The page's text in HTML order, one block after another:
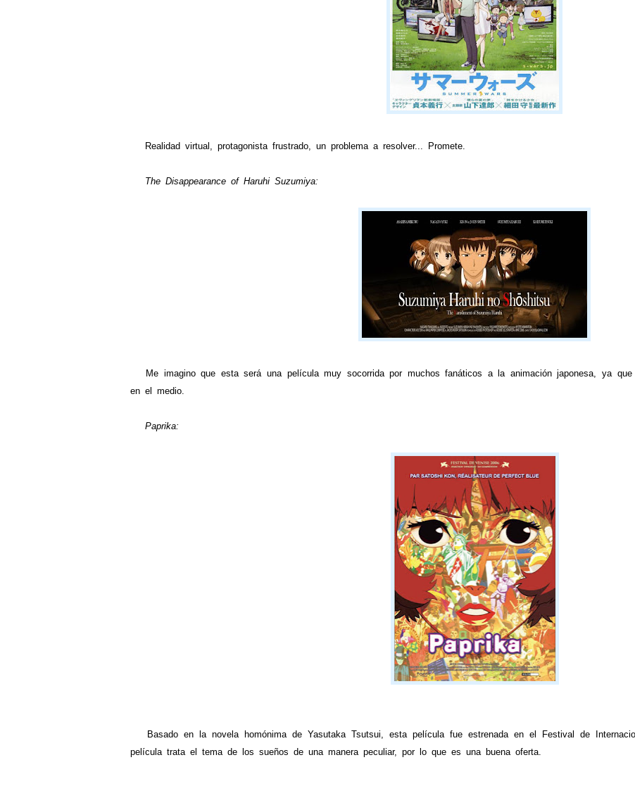
Realidad virtual, protagonista frustrado, un problema a resolver... Promete.
The Disappearance of Haruhi Suzumiya:
Me imagino que esta será una película muy socorrida por muchos fanáticos a la animación japonesa, ya
en el medio.
Paprika:
Basado en la novela homónima de Yasutaka Tsutsui, esta película fue estrenada en el Festival de
película trata el tema de los sueños de una manera peculiar, por lo que es una buena oferta.